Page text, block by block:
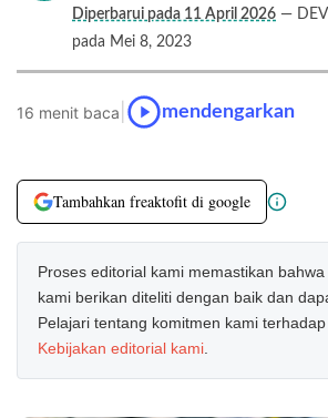
Diperbarui pada 11 April 2026 —
pada Mei 8, 2023
16 menit baca mendengarkan
Tambahkan freaktofit di google
Proses editorial kami memastikan
kami berikan diteliti dengan baik dan
Pelajari tentang komitmen kami
Kebijakan editorial kami